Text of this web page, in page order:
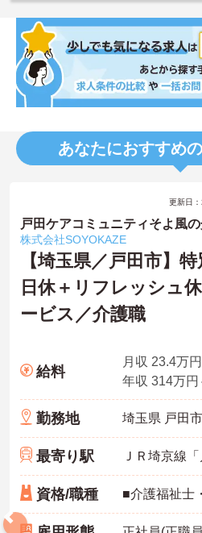
あなたにおすすめ
更新日
戸田ケアコミュニティそよ風
株式会社SOYOKAZE
【埼玉県／戸田市】
日休＋リフレッシュ
ービス／介護職
給料
勤務地
最寄り駅
資格/職種